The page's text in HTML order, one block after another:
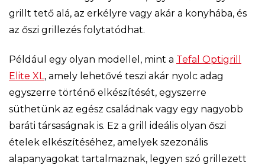
grillt tető alá, az erkélyre vagy akár a konyhába, és
az őszi grillezés folytatódhat.
Például egy olyan modellel, mint a Tefal Optigrill
Elite XL , amely lehetővé teszi akár nyolc adag
egyszerre történő elkészítését, egyszerre
süthetünk az egész családnak vagy egy nagyobb
baráti társaságnak is. Ez a grill ideális olyan őszi
ételek elkészítéséhez, amelyek szezonális
alapanyagokat tartalmaznak, legyen szó grillezett